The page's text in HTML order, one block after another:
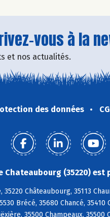
vous à la
et nos actualités.
des données
Chateaubourg (35220) est
Châteaubourg, 35113
Brécé, 35680 Chancé,
35500 Champeaux,